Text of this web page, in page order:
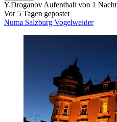
Y.Droganov Aufenthalt von 1 Nacht
Vor 5 Tagen gepostet
Numa Salzburg Vogelweider